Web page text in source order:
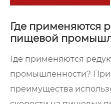
Где применяются
пищевой
Где применяются
промышленности?
преимущества